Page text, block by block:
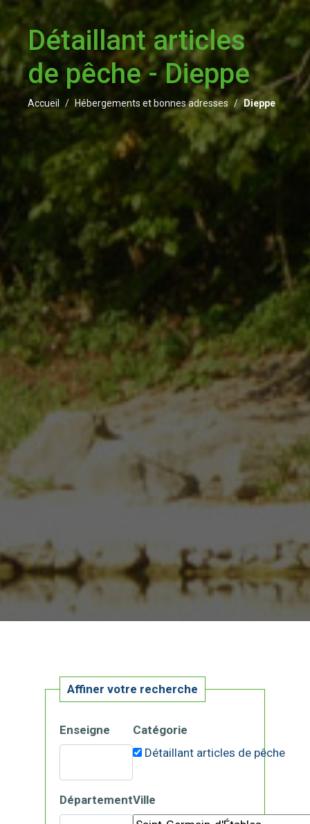
Détaillant articles
de pêche - Dieppe
Accueil Hébergements et bonnes adresses Dieppe
Affiner votre recherche
Enseigne
Catégorie
Détaillant articles de pêche
DépartementVille